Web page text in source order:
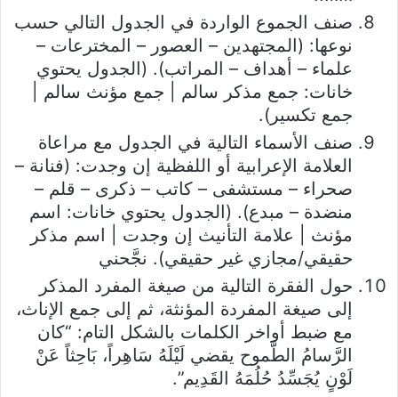
صنف الجموع الواردة في الجدول التالي حسب
نوعها: (المجتهدين – العصور – المخترعات –
علماء – أهداف – المراتب). (الجدول يحتوي
خانات: جمع مذكر سالم | جمع مؤنث سالم |
جمع تكسير).
صنف الأسماء التالية في الجدول مع مراعاة
العلامة الإعرابية أو اللفظية إن وجدت: (فنانة –
صحراء – مستشفى – كاتب – ذكرى – قلم –
منضدة – مبدع). (الجدول يحتوي خانات: اسم
مؤنث | علامة التأنيث إن وجدت | اسم مذكر
حقيقي/مجازي غير حقيقي). نجَّحني
حول الفقرة التالية من صيغة المفرد المذكر
إلى صيغة المفردة المؤنثة، ثم إلى جمع الإناث،
مع ضبط أواخر الكلمات بالشكل التام: “كان
الرَّسامُ الطَّموح يقضي لَيْلَهُ سَاهِراً، بَاحِثاً عَنْ
لَوْنٍ يُجَسِّدُ حُلُمَهُ القَدِيم”.